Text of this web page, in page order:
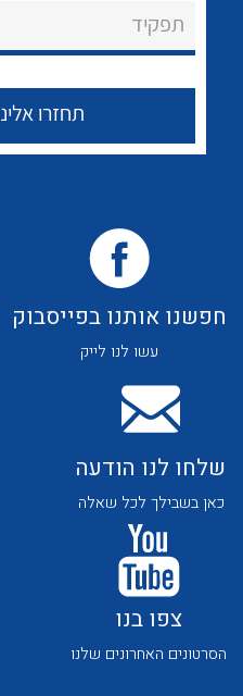
לכל מוצרי היצרן
תפקיד
חפשנו אותנו בפייסבוק
עשו לנו לייק
שלחו לנו הודעה
כאן בשבילך לכל שאלה
צפו בנו
הסרטונים האחרונים שלנו